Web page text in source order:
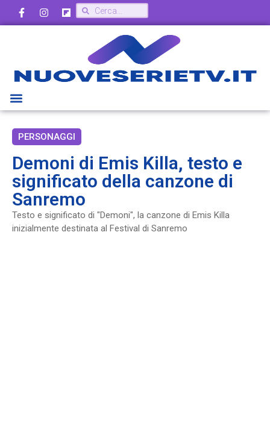
PERSONAGGI
Demoni di Emis Killa, testo e
significato della canzone di
Sanremo
Testo e significato di "Demoni", la canzone di Emis Killa
inizialmente destinata al Festival di Sanremo